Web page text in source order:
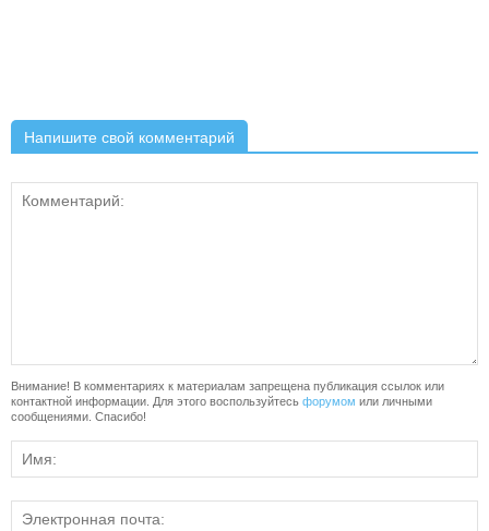
Напишите свой комментарий
Внимание! В комментариях к материалам запрещена публикация ссылок или
контактной информации. Для этого воспользуйтесь форумом или личными
сообщениями. Спасибо!